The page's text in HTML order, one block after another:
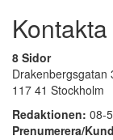
8 Sidor
Drakenbergsgatan
117 41 Stockholm
Redaktionen: 08-
Prenumerera/